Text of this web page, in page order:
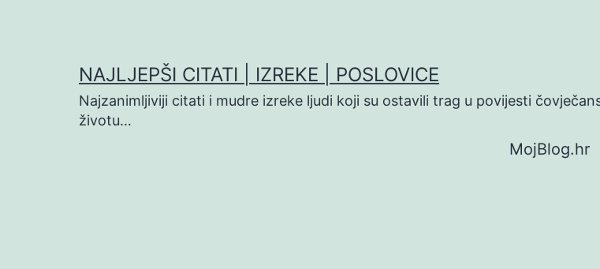
NAJLJEPŠI CITATI | IZREKE | POSLOVICE
Najzanimljiviji citati i mudre izreke ljudi koji su ostavili trag u povijesti
životu…
MojBlog.hr